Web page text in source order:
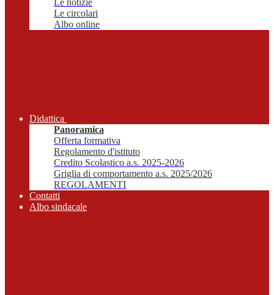
Le notizie
Le circolari
Albo online
Didattica
Panoramica
Offerta formativa
Regolamento d'istituto
Credito Scolastico a.s. 2025-2026
Griglia di comportamento a.s. 2025/2026
REGOLAMENTI
Contatti
Albo sindacale